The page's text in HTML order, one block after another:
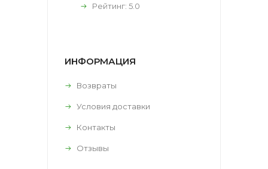
Рейтинг: 5.0
ИНФОРМАЦИЯ
Возвраты
Условия доставки
Контакты
Отзывы